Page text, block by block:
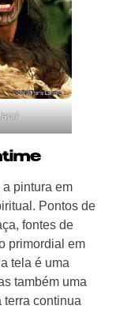
pintura em
Pontos de
fontes de
primordial em
tela é uma
também uma
terra continua